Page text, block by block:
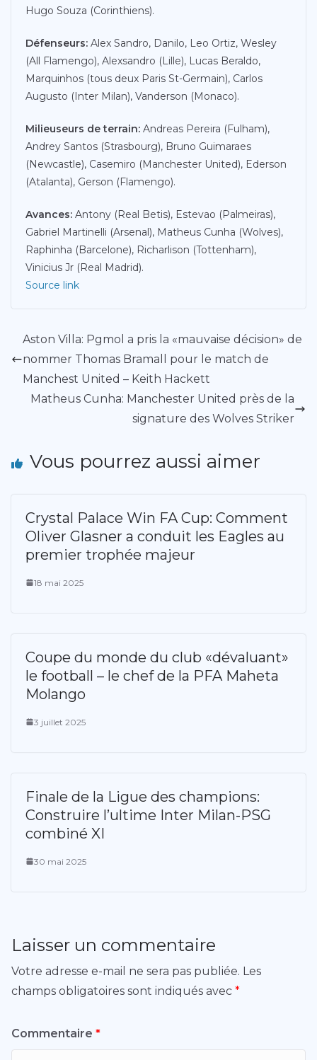
Hugo Souza (Corinthiens).
Défenseurs: Alex Sandro, Danilo, Leo Ortiz, Wesley
(All Flamengo), Alexsandro (Lille), Lucas Beraldo,
Marquinhos (tous deux Paris St-Germain), Carlos
Augusto (Inter Milan), Vanderson (Monaco).
Milieuseurs de terrain: Andreas Pereira (Fulham),
Andrey Santos (Strasbourg), Bruno Guimaraes
(Newcastle), Casemiro (Manchester United), Ederson
(Atalanta), Gerson (Flamengo).
Avances: Antony (Real Betis), Estevao (Palmeiras),
Gabriel Martinelli (Arsenal), Matheus Cunha (Wolves),
Raphinha (Barcelone), Richarlison (Tottenham),
Vinicius Jr (Real Madrid).
Source link
Aston Villa: Pgmol a pris la «mauvaise décision» de
nommer Thomas Bramall pour le match de
Manchest United – Keith Hackett
Matheus Cunha: Manchester United près de la
signature des Wolves Striker
Vous pourrez aussi aimer
Crystal Palace Win FA Cup: Comment
Oliver Glasner a conduit les Eagles au
premier trophée majeur
18 mai 2025
Coupe du monde du club «dévaluant»
le football – le chef de la PFA Maheta
Molango
3 juillet 2025
Finale de la Ligue des champions:
Construire l’ultime Inter Milan-PSG
combiné XI
30 mai 2025
Laisser un commentaire
Votre adresse e-mail ne sera pas publiée. Les
champs obligatoires sont indiqués avec *
Commentaire *